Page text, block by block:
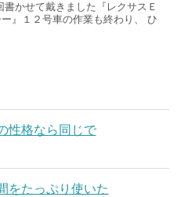
書かせて戴きました『レクサスＥ
』１２号車の作業も終わり、 ひ
性格なら同じで
をたっぷり使いた